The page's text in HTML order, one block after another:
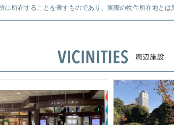
所在することを表すものであり、実際の物件所在地とは